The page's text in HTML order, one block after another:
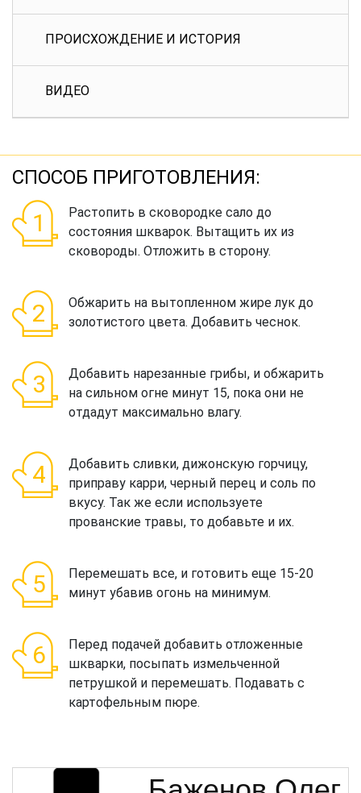
ПРОИСХОЖДЕНИЕ И ИСТОРИЯ
ВИДЕО
СПОСОБ ПРИГОТОВЛЕНИЯ:
Растопить в сковородке сало до
состояния шкварок. Вытащить их из
сковороды. Отложить в сторону.
Обжарить на вытопленном жире лук до
золотистого цвета. Добавить чеснок.
Добавить нарезанные грибы, и обжарить
на сильном огне минут 15, пока они не
отдадут максимально влагу.
Добавить сливки, дижонскую горчицу,
приправу карри, черный перец и соль по
вкусу. Так же если используете
прованские травы, то добавьте и их.
Перемешать все, и готовить еще 15-20
минут убавив огонь на минимум.
Перед подачей добавить отложенные
шкварки, посыпать измельченной
петрушкой и перемешать. Подавать с
картофельным пюре.